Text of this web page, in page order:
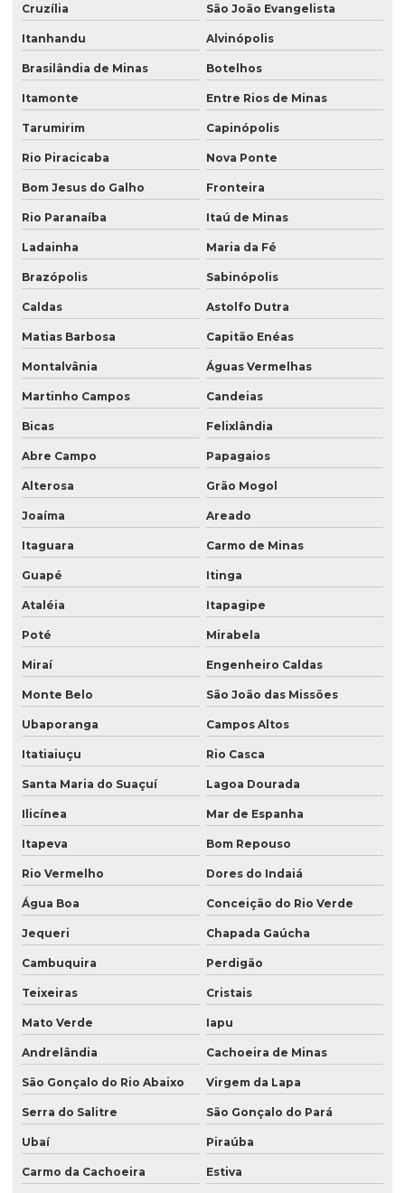
Cruzília São João Evangelista
Itanhandu Alvinópolis
Brasilândia de Minas Botelhos
Itamonte Entre Rios de Minas
Tarumirim Capinópolis
Rio Piracicaba Nova Ponte
Bom Jesus do Galho Fronteira
Rio Paranaíba Itaú de Minas
Ladainha Maria da Fé
Brazópolis Sabinópolis
Caldas Astolfo Dutra
Matias Barbosa Capitão Enéas
Montalvânia Águas Vermelhas
Martinho Campos Candeias
Bicas Felixlândia
Abre Campo Papagaios
Alterosa Grão Mogol
Joaíma Areado
Itaguara Carmo de Minas
Guapé Itinga
Ataléia Itapagipe
Poté Mirabela
Miraí Engenheiro Caldas
Monte Belo São João das Missões
Ubaporanga Campos Altos
Itatiaiuçu Rio Casca
Santa Maria do Suaçuí Lagoa Dourada
Ilicínea Mar de Espanha
Itapeva Bom Repouso
Rio Vermelho Dores do Indaiá
Água Boa Conceição do Rio Verde
Jequeri Chapada Gaúcha
Cambuquira Perdigão
Teixeiras Cristais
Mato Verde Iapu
Andrelândia Cachoeira de Minas
São Gonçalo do Rio Abaixo Virgem da Lapa
Serra do Salitre São Gonçalo do Pará
Ubaí Piraúba
Carmo da Cachoeira Estiva